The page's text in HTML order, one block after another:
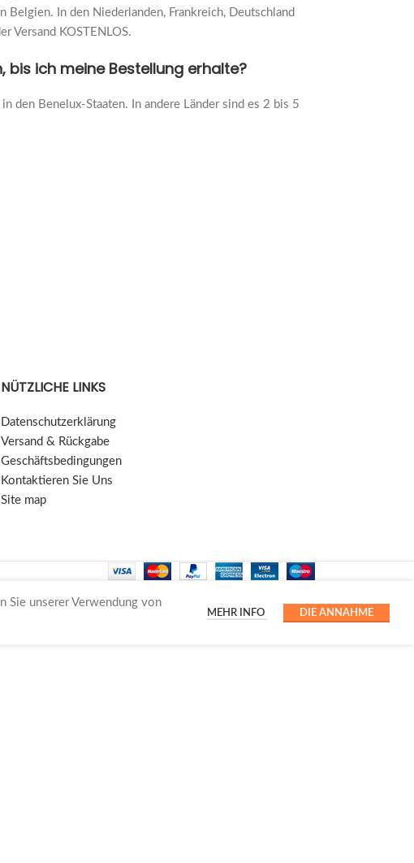
In den Niederlanden, Frankreich, Deutschland
Versand KOSTENLOS.
bis ich meine Bestellung erhalte?
den Benelux-Staaten. In andere Länder sind es 2 bis 5
NÜTZLICHE LINKS
Datenschutzerklärung
Versand & Rückgabe
Geschäftsbedingungen
Kontaktieren Sie Uns
Site map
Sie unserer Verwendung von
MEHR INFO DIE ANNAHME